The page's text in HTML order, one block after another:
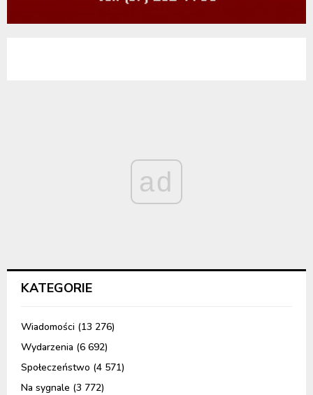
ad
KATEGORIE
Wiadomości (13 276)
Wydarzenia (6 692)
Społeczeństwo (4 571)
Na sygnale (3 772)